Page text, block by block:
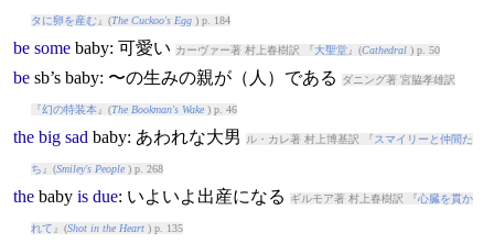
タに卵を産む』(The Cuckoo's Egg) p. 184
be some baby: 可愛い カーヴァー著 村上春樹訳 『大聖堂』(Cathedral) p. 50
besb’s baby: 〜の生みの親が（人）である ダニング著 宮脇孝雄訳
『幻の特装本』(The Bookman's Wake) p. 46
the big sad baby: あわれな大男 ル・カレ著 村上博基訳 『スマイリーと仲間た
ち 』(Smiley's People) p. 268
the baby is due: いよいよ出産になる ギルモア著 村上春樹訳 『心臓を貫か
れて 』(Shot in the Heart) p. 135